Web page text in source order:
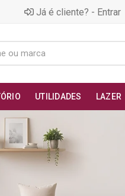
Já é cliente? - Entrar
UTILIDADES LAZER